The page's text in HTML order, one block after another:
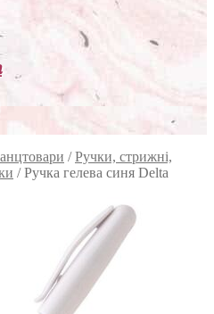
/Ручки, стрижні,
/Ручка гелева синя Delta